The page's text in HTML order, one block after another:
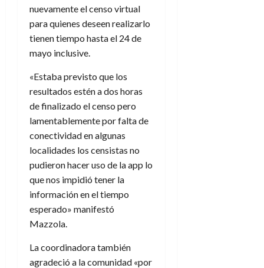
nuevamente el censo virtual
para quienes deseen realizarlo
tienen tiempo hasta el 24 de
mayo inclusive.
«Estaba previsto que los
resultados estén a dos horas
de finalizado el censo pero
lamentablemente por falta de
conectividad en algunas
localidades los censistas no
pudieron hacer uso de la app lo
que nos impidió tener la
información en el tiempo
esperado» manifestó
Mazzola.
La coordinadora también
agradeció a la comunidad «por